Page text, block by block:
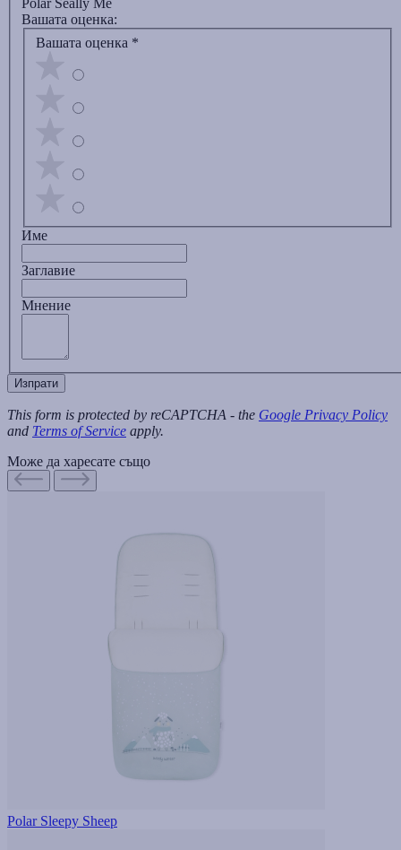
Polar Seally Me
Вашата оценка:
Вашата оценка *
Име
Заглавиe
Мнение
Изпрати
This form is protected by reCAPTCHA - the Google Privacy Policy
and Terms of Service apply.
Може да харесате също
Polar Sleepy Sheep